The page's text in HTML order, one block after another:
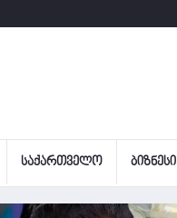
ᲡᲐᲥᲐᲠᲗᲕᲔᲚᲝ ᲑᲘᲖᲜᲔᲡᲘ